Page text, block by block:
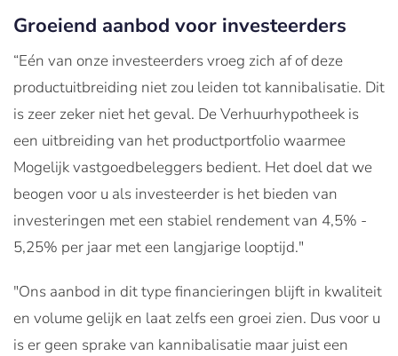
Groeiend aanbod voor investeerders
“Eén van onze investeerders vroeg zich af of deze
productuitbreiding niet zou leiden tot kannibalisatie. Dit
is zeer zeker niet het geval. De Verhuurhypotheek is
een uitbreiding van het productportfolio waarmee
Mogelijk vastgoedbeleggers bedient. Het doel dat we
beogen voor u als investeerder is het bieden van
investeringen met een stabiel rendement van 4,5% -
5,25% per jaar met een langjarige looptijd."
"Ons aanbod in dit type financieringen blijft in kwaliteit
en volume gelijk en laat zelfs een groei zien. Dus voor u
is er geen sprake van kannibalisatie maar juist een